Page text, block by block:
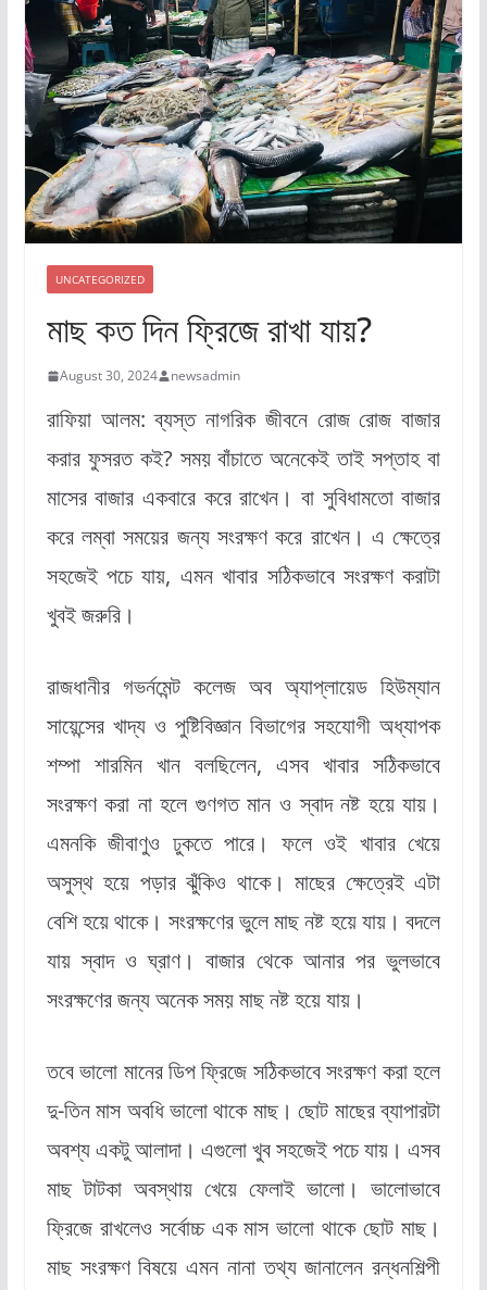
UNCATEGORIZED
মাছ কত দিন ফ্রিজে রাখা যায়?
August 30, 2024 newsadmin
রাফিয়া আলম: ব্যস্ত নাগরিক জীবনে রোজ রোজ বাজার
করার ফুসরত কই? সময় বাঁচাতে অনেকেই তাই সপ্তাহ বা
মাসের বাজার একবারে করে রাখেন। বা সুবিধামতো বাজার
করে লম্বা সময়ের জন্য সংরক্ষণ করে রাখেন। এ ক্ষেত্রে
সহজেই পচে যায়, এমন খাবার সঠিকভাবে সংরক্ষণ করাটা
খুবই জরুরি।
রাজধানীর গভর্নমেন্ট কলেজ অব অ্যাপ্লায়েড হিউম্যান
সায়েন্সের খাদ্য ও পুষ্টিবিজ্ঞান বিভাগের সহযোগী অধ্যাপক
শম্পা শারমিন খান বলছিলেন, এসব খাবার সঠিকভাবে
সংরক্ষণ করা না হলে গুণগত মান ও স্বাদ নষ্ট হয়ে যায়।
এমনকি জীবাণুও ঢুকতে পারে। ফলে ওই খাবার খেয়ে
অসুস্থ হয়ে পড়ার ঝুঁকিও থাকে। মাছের ক্ষেত্রেই এটা
বেশি হয়ে থাকে। সংরক্ষণের ভুলে মাছ নষ্ট হয়ে যায়। বদলে
যায় স্বাদ ও ঘ্রাণ। বাজার থেকে আনার পর ভুলভাবে
সংরক্ষণের জন্য অনেক সময় মাছ নষ্ট হয়ে যায়।
তবে ভালো মানের ডিপ ফ্রিজে সঠিকভাবে সংরক্ষণ করা হলে
দু-তিন মাস অবধি ভালো থাকে মাছ। ছোট মাছের ব্যাপারটা
অবশ্য একটু আলাদা। এগুলো খুব সহজেই পচে যায়। এসব
মাছ টাটকা অবস্থায় খেয়ে ফেলাই ভালো। ভালোভাবে
ফ্রিজে রাখলেও সর্বোচ্চ এক মাস ভালো থাকে ছোট মাছ।
মাছ সংরক্ষণ বিষয়ে এমন নানা তথ্য জানালেন রন্ধনশিল্পী